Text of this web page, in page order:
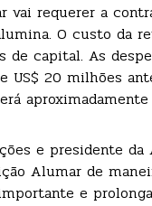
requerer a
O custo da
de capital. As
US$ 20 milhões
e presidente
Alumar de
e